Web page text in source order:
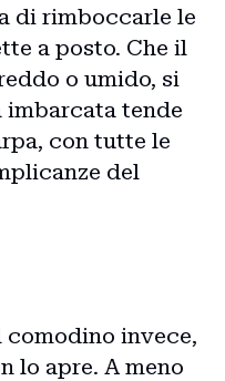
di rimboccarle le
a posto. Che il
o umido, si
imbarcata tende
con tutte le
del
invece,
lo apre. A meno